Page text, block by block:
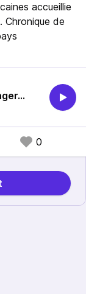
accueillie
Chronique de
0